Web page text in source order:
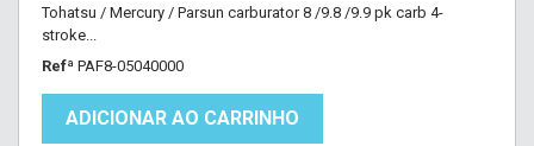
Tohatsu / Mercury / Parsun carburator 8 /9.8 /9.9 pk carb 4-
stroke...
Refª PAF8-05040000
ADICIONAR AO CARRINHO